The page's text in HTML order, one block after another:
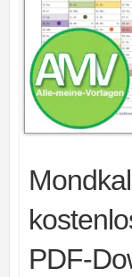
PDF-